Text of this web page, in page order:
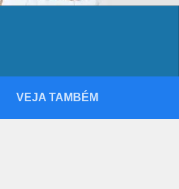
VEJA TAMBÉM